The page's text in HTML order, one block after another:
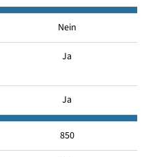
Nein
Ja
Ja
850